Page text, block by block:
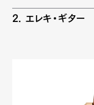
2. エレキ・ギター